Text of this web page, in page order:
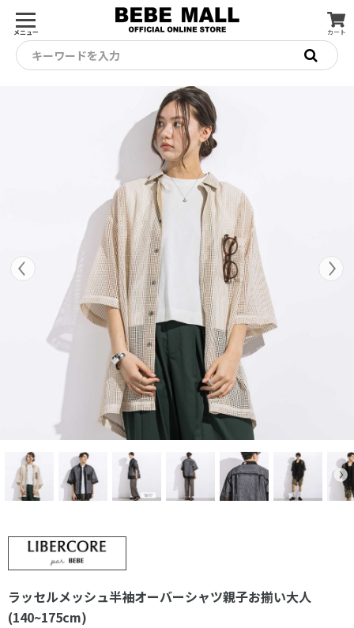
メニュー カート
キーワードを入力
ラッセルメッシュ半袖オーバーシャツ親子お揃い大人
(140~175cm)